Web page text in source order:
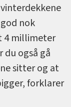
nok
4 millimeter
også gå
sitter og at
forklarer